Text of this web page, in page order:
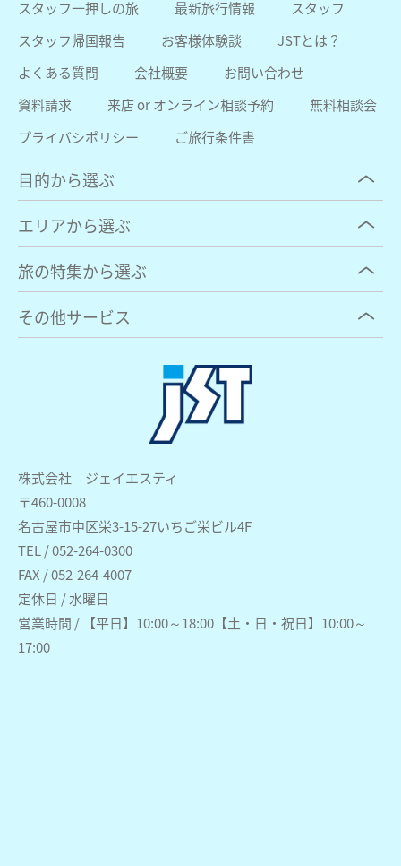
株式会社 ジェイエスティ
〒460-0008
名古屋市中区栄3-15-27いちご栄ビル4F
TEL / 052-264-0300
FAX / 052-264-4007
定休日 / 水曜日
営業時間 / 【平日】10:00～18:00【土・日・祝日】10:00～
17:00
スタッフ一押しの旅
最新旅行情報
スタッフ
スタッフ帰国報告
お客様体験談
JSTとは？
よくある質問
会社概要
お問い合わせ
資料請求
来店 or オンライン相談予約
無料相談会
プライバシポリシー
ご旅行条件書
目的から選ぶ
エリアから選ぶ
旅の特集から選ぶ
その他サービス